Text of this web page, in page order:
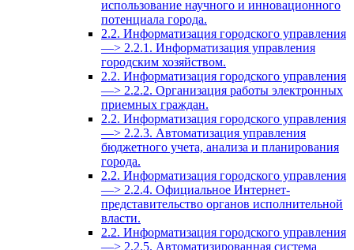
использование научного и инновационного
потенциала города.
2.2. Информатизация городского управления
—> 2.2.1. Информатизация управления
городским хозяйством.
2.2. Информатизация городского управления
—> 2.2.2. Организация работы электронных
приемных граждан.
2.2. Информатизация городского управления
—> 2.2.3. Автоматизация управления
бюджетного учета, анализа и планирования
города.
2.2. Информатизация городского управления
—> 2.2.4. Официальное Интернет-
представительство органов исполнительной
власти.
2.2. Информатизация городского управления
—> 2.2.5. Автоматизированная система